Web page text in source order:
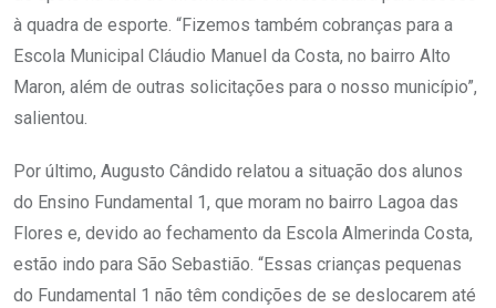
à quadra de esporte. “Fizemos também cobranças para a
Escola Municipal Cláudio Manuel da Costa, no bairro Alto
Maron, além de outras solicitações para o nosso município”,
salientou.
Por último, Augusto Cândido relatou a situação dos alunos
do Ensino Fundamental 1, que moram no bairro Lagoa das
Flores e, devido ao fechamento da Escola Almerinda Costa,
estão indo para São Sebastião. “Essas crianças pequenas
do Fundamental 1 não têm condições de se deslocarem até